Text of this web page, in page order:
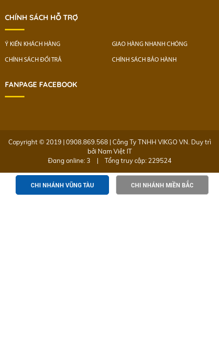
CHÍNH SÁCH HỖ TRỢ
Ý KIẾN KHÁCH HÀNG GIAO HÀNG NHANH CHÓNG
CHÍNH SÁCH ĐỔI TRẢ CHÍNH SÁCH BẢO HÀNH
FANPAGE FACEBOOK
Copyright © 2019 | 0908.869.568 | Công Ty TNHH VIKGO VN. Duy trì
bởi Nam Việt IT
Đang online: 3
| Tổng truy cập: 229524
CHI NHÁNH VŨNG TÀU CHI NHÁNH MIỀN BẮC